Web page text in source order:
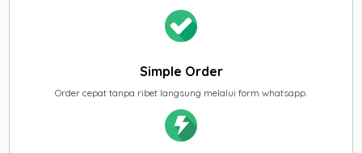
Simple Order
Order cepat tanpa ribet langsung melalui form whatsapp.